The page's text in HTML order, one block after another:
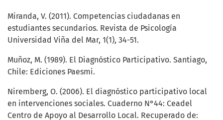
Miranda, V. (2011). Competencias ciudadanas en
estudiantes secundarios. Revista de Psicología
Universidad Viña del Mar, 1(1), 34-51.
Muñoz, M. (1989). El Diagnóstico Participativo. Santiago,
Chile: Ediciones Paesmi.
Niremberg, O. (2006). El diagnóstico participativo local
en intervenciones sociales. Cuaderno N°44: Ceadel
Centro de Apoyo al Desarrollo Local. Recuperado de: